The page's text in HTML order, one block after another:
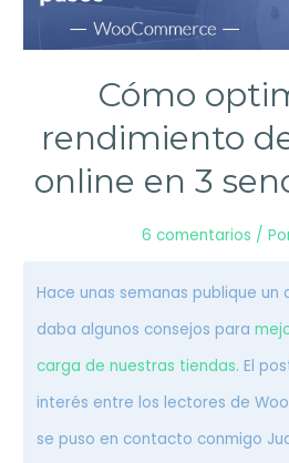
Cómo
rendimiento
online en 3
6 comentarios /
Hace unas semanas publique un
daba algunos consejos para
carga de nuestras tiendas. El
interés entre los lectores de
se puso en contacto conmigo